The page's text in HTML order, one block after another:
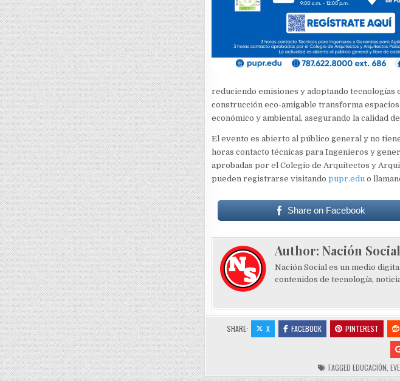
reduciendo emisiones y adoptando
construcción eco-amigable transforma
económico y ambiental, asegurando la calidad
El evento es abierto al público general y no
horas contacto técnicas para Ingenieros y
aprobadas por el Colegio de Arquitectos y
pueden registrarse visitando pupr.eduo
Share on Facebook
Author: Nación Social
Nación Social es un medio
contenidos de tecnología,
SHARE: X FACEBOOK PINTEREST
TAGGED EDUCACIÓN,